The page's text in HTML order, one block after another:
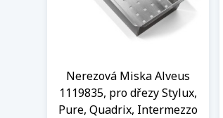
Nerezová Miska Alveus
1119835, pro dřezy Stylux,
Pure, Quadrix, Intermezzo